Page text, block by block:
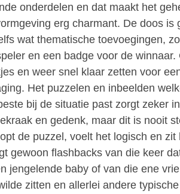
onderdelen en dat maakt het
erg charmant. De doos is
wat thematische toevoegingen,
en een badge voor de
en weer snel klaar zetten voor
Het puzzelen en inbeelden
bij de situatie past zorgt zeker
en gedenk, maar dit is nooit
de puzzel, voelt het logisch en
gewoon flashbacks van die keer
jengelende baby of van die ene
zitten en allerlei andere